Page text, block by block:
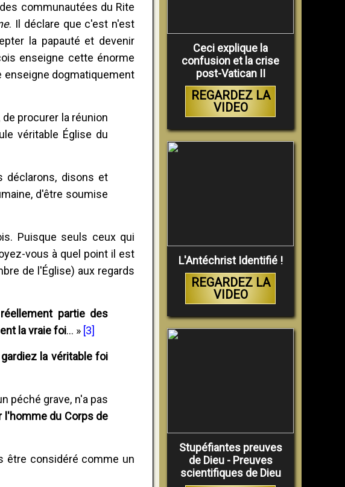
communautées du Rite
. Il déclare que c'est n'est
la papauté et devenir
enseigne cette énorme
enseigne dogmatiquement
procurer la réunion
véritable Église du
déclarons, disons et
d'être soumise
Puisque seuls ceux qui
vous à quel point il est
de l'Église) aux regards
partie des
la vraie foi... » [3]
la véritable foi
péché grave, n'a pas
l'homme du Corps de
être considéré comme un
Ceci explique la
confusion et la crise
post-Vatican II
REGARDEZ LA
VIDEO
L'Antéchrist Identifié !
REGARDEZ LA
VIDEO
Stupéfiantes preuves
de Dieu - Preuves
scientifiques de Dieu